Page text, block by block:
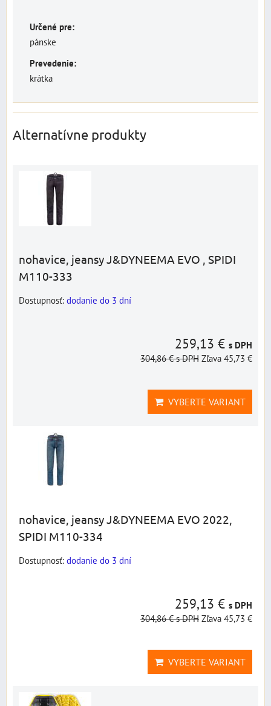
Určené pre:
pánske
Prevedenie:
krátka
Alternatívne produkty
nohavice, jeansy J&DYNEEMA EVO , SPIDI
M110-333
Dostupnosť: dodanie do 3 dní
259,13 € s DPH
304,86 €s DPH Zľava 45,73 €
VYBERTE VARIANT
nohavice, jeansy J&DYNEEMA EVO 2022,
SPIDI M110-334
Dostupnosť: dodanie do 3 dní
259,13 € s DPH
304,86 €s DPH Zľava 45,73 €
VYBERTE VARIANT